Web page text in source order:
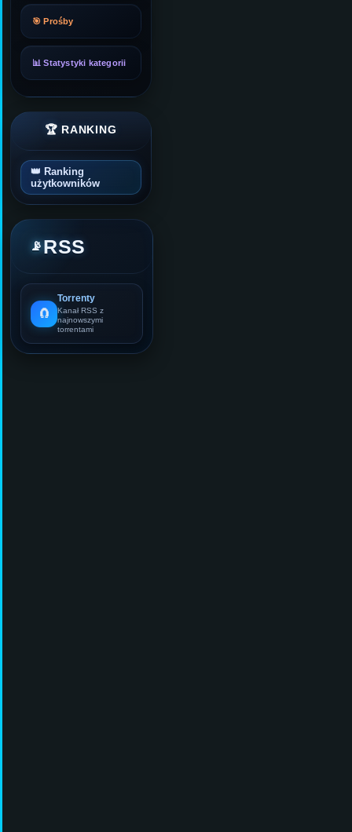
🎯 Prośby
📊 Statystyki kategorii
🏆 RANKING
👑 Ranking
użytkowników
📡RSS
🧲
Torrenty
Kanał RSS z
najnowszymi
torrentami